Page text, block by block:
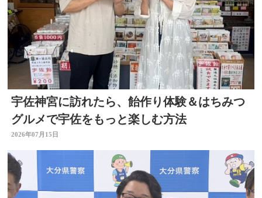
宇佐神宮に訪れたら、飴作り体験＆はちみつ
グルメで宇佐をもっと楽しむ方法
2026年07月15日